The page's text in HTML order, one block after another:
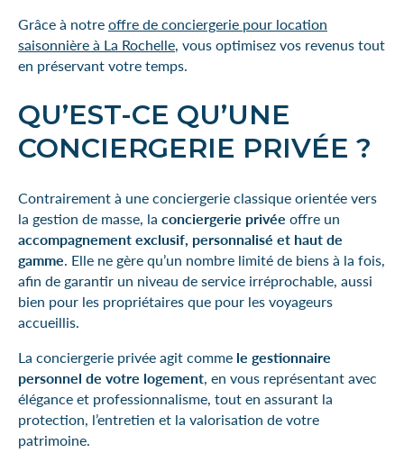
Grâce à notreoffre de conciergerie pour location
saisonnière à La Rochelle, vous optimisez vos revenus tout
en préservant votre temps.
QU’EST-CE QU’UNE
CONCIERGERIE PRIVÉE ?
Contrairement à une conciergerie classique orientée vers
la gestion de masse, la conciergerie privée offre un
accompagnement exclusif, personnalisé et haut de
gamme. Elle ne gère qu’un nombre limité de biens à la fois,
afin de garantir un niveau de service irréprochable, aussi
bien pour les propriétaires que pour les voyageurs
accueillis.
La conciergerie privée agit comme le gestionnaire
personnel de votre logement, en vous représentant avec
élégance et professionnalisme, tout en assurant la
protection, l’entretien et la valorisation de votre
patrimoine.